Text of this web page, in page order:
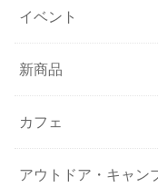
イベント
新商品
カフェ
アウトドア・キャン